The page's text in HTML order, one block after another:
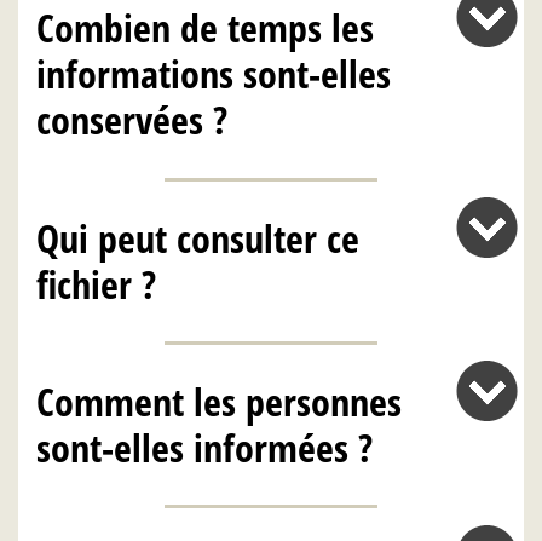
Combien de temps les
informations sont-elles
conservées ?
Qui peut consulter ce
fichier ?
Comment les personnes
sont-elles informées ?